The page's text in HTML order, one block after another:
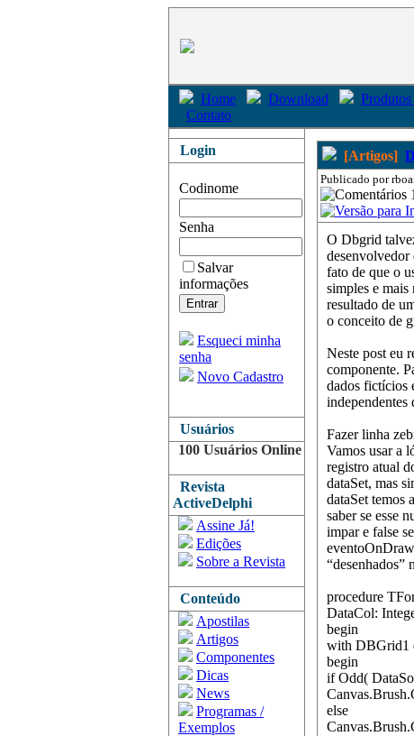
Home Download
Contato
Login
Codinome
Senha
Salvar
informações
Esqueci minha
senha
Novo Cadastro
Usuários
100 Usuários Online
Revista
ActiveDelphi
Assine Já!
Edições
Sobre a Revista
Conteúdo
Apostilas
Artigos
Componentes
Dicas
News
Programas /
Exemplos
[Artigos]
Publicado por
O Dbgrid
desenvolvedor
fato de que o
simples e mais
resultado de
o conceito de
Neste post eu
componente.
dados fictícios
independentes
Fazer linha
Vamos usar a
registro atual
dataSet, mas
dataSet temos
saber se esse
impar e false
“desenhados”
procedure
DataCol:
begin
with DBGrid1
begin
if Odd(
else